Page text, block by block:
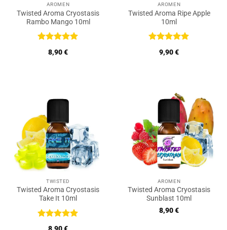
AROMEN
Twisted Aroma Cryostasis
Rambo Mango 10ml
Bewertet
mit5von
8,90€
AROMEN
Twisted Aroma Ripe Apple
10ml
Bewertet
mit5von
9,90€
TWISTED
Twisted Aroma Cryostasis
Take It 10ml
Bewertet
AROMEN
Twisted Aroma Cryostasis
Sunblast 10ml
8,90€